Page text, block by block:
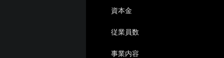
資本金
従業員数
事業内容